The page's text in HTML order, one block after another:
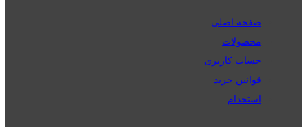
صفحه اصلی
محصولات
حساب کاربری
قوانین خرید
استخدام